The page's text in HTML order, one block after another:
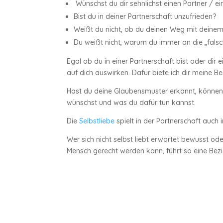
Wünschst du dir sehnlichst einen Partner /
Bist du in deiner Partnerschaft unzufrieden?
Weißt du nicht, ob du deinen Weg mit
Du weißt nicht, warum du immer an die
Egal ob du in einer Partnerschaft bist oder dir
auf dich auswirken. Dafür biete ich dir meine
Hast du deine Glaubensmuster erkannt,
wünschst und was du dafür tun kannst.
DieSelbstliebe spielt in der Partnerschaft auch
Wer sich nicht selbst liebt erwartet bewusst
Mensch gerecht werden kann, führt so eine